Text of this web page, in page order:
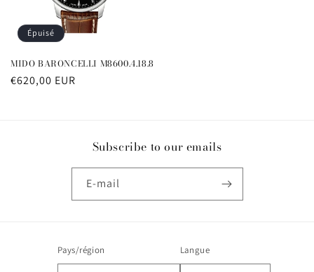
Épuisé
MIDO BARONCELLI M8600.4.18.8
Prix
€620,00 EUR
Subscribe to our emails
E-mail
Pays/région Langue